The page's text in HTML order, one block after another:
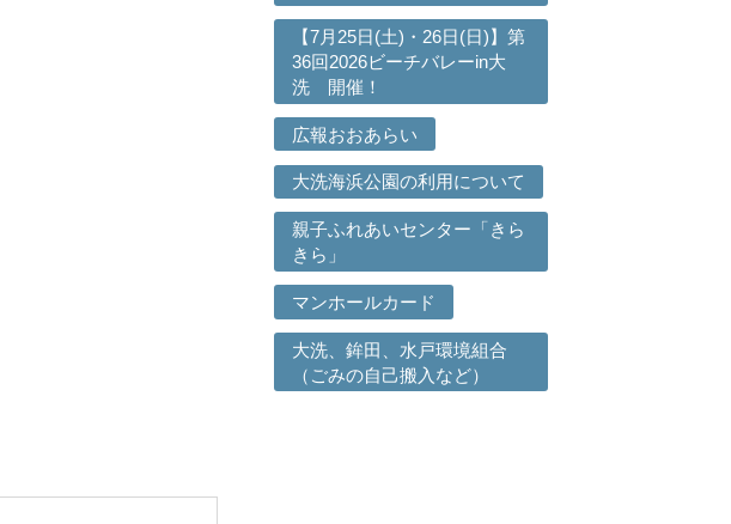
【7月25日(土)・26日(日)】第
36回2026ビーチバレーin大
洗 開催！
広報おおあらい
大洗海浜公園の利用について
親子ふれあいセンター「きら
きら」
マンホールカード
大洗、鉾田、水戸環境組合
（ごみの自己搬入など）